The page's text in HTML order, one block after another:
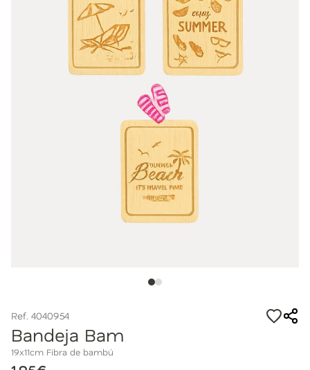
Ref. 4040954
Bandeja Bam
19x11cm Fibra de bambú